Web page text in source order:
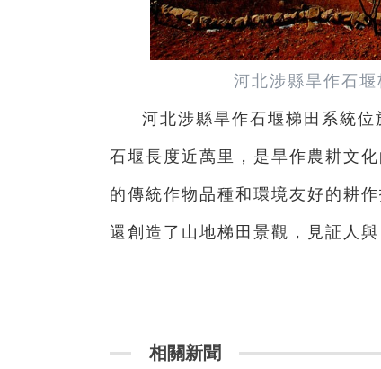
河北涉縣旱作石
河北涉縣旱作石堰梯田系統
石堰長度近萬里，是旱作農耕文
的傳統作物品種和環境友好的耕
還創造了山地梯田景觀，見証
相關新聞